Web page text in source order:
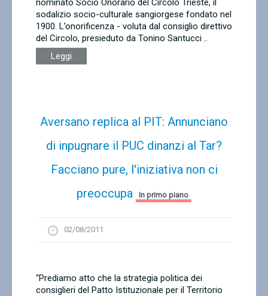
nominato Socio Onorario del Circolo Trieste, il
sodalizio socio-culturale sangiorgese fondato nel
1900. L’onorificenza - voluta dal consiglio direttivo
del Circolo, presieduto da Tonino Santucci ..
Leggi
Aversano replica al PIT: Annunciano
di inpugnare il PUC dinanzi al Tar?
Facciano pure, l'iniziativa non ci
preoccupa
In primo piano
02/08/2011
“Prediamo atto che la strategia politica dei
consiglieri del Patto Istituzionale per il Territorio